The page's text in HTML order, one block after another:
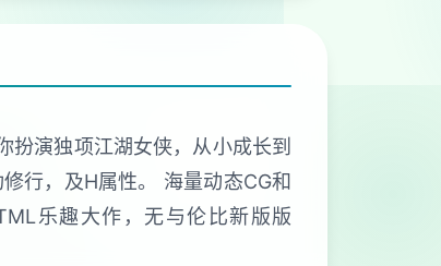
演独项江湖女侠，从小成长到
行，及H属性。 海量动态CG和
乐趣大作，无与伦比新版版